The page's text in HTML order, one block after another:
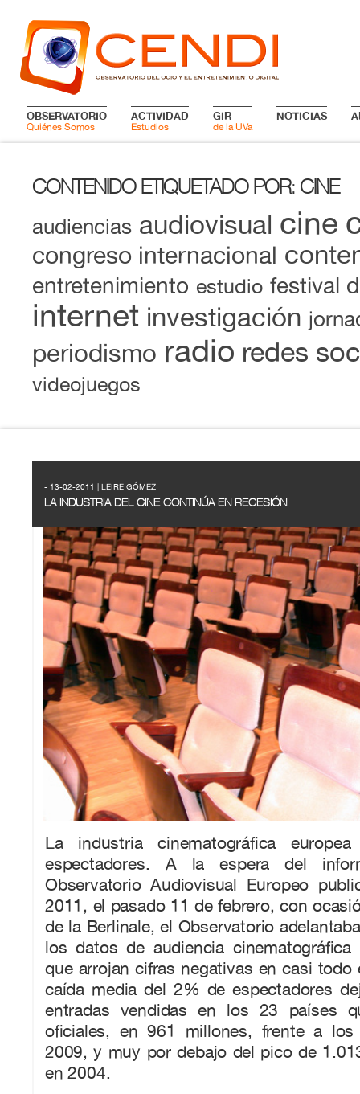
OBSERVATORIO
Quiénes Somos
ACTIVIDAD
Estudios
GIR
de la UVa
NOTICIAS
CONTENIDO ETIQUETADO POR: CINE
audiencias audiovisual cine
congreso internacional
entretenimiento estudio festival
internet investigación
periodismo radio redes
videojuegos
- 13-02-2011 | LEIRE GÓMEZ
LA INDUSTRIA DEL CINE CONTINÚA EN RECESIÓN
La industria cinematográfica
espectadores. A la espera del
Observatorio Audiovisual Europeo
2011, el pasado 11 de febrero, con
de la Berlinale, el Observatorio
los datos de audiencia
que arrojan cifras negativas en casi todo
caída media del 2% de espectadores
entradas vendidas en los 23 países
oficiales, en 961 millones, frente a
2009, y muy por debajo del pico de
en 2004.